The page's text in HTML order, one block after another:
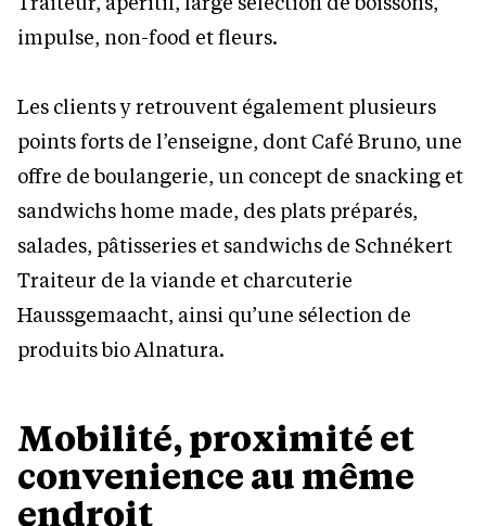
impulse, non-food et fleurs.
Les clients y retrouvent également plusieurs
points forts de l’enseigne, dont Café Bruno, une
offre de boulangerie, un concept de snacking et
sandwichs home made, des plats préparés,
salades, pâtisseries et sandwichs de Schnékert
Traiteur de la viande et charcuterie
Haussgemaacht, ainsi qu’une sélection de
produits bio Alnatura.
Mobilité, proximité et
convenience au même
endroit